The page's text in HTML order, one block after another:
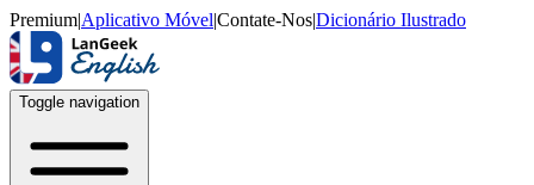
Premium|Aplicativo Móvel|Contate-Nos|Dicionário Ilustrado
Toggle navigation